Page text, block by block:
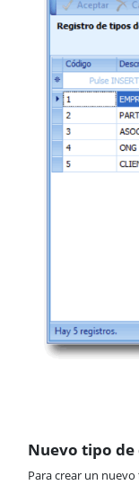
Compras
CRM
Soporte
Nuevo tipo
Para crear un